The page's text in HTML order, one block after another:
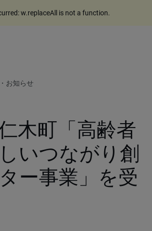
w.replaceAll is not a function.
お知らせ
木町「高齢者
いつながり創
ー事業」を受